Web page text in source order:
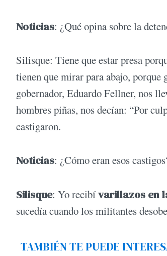
Noticias: ¿Qué opina sobre la
Silisque: Tiene que estar presa
tienen que mirar para abajo,
gobernador, Eduardo Fellner, nos
hombres piñas, nos decían: “Por
castigaron.
Noticias: ¿Cómo eran esos
Silisque: Yo recibívarillazos en
sucedía cuando los militantes
TAMBIÉN TE PUEDE